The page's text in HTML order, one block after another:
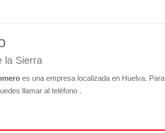
la Sierra
es una empresa localizada en Huelva. Para
llamar al teléfono .